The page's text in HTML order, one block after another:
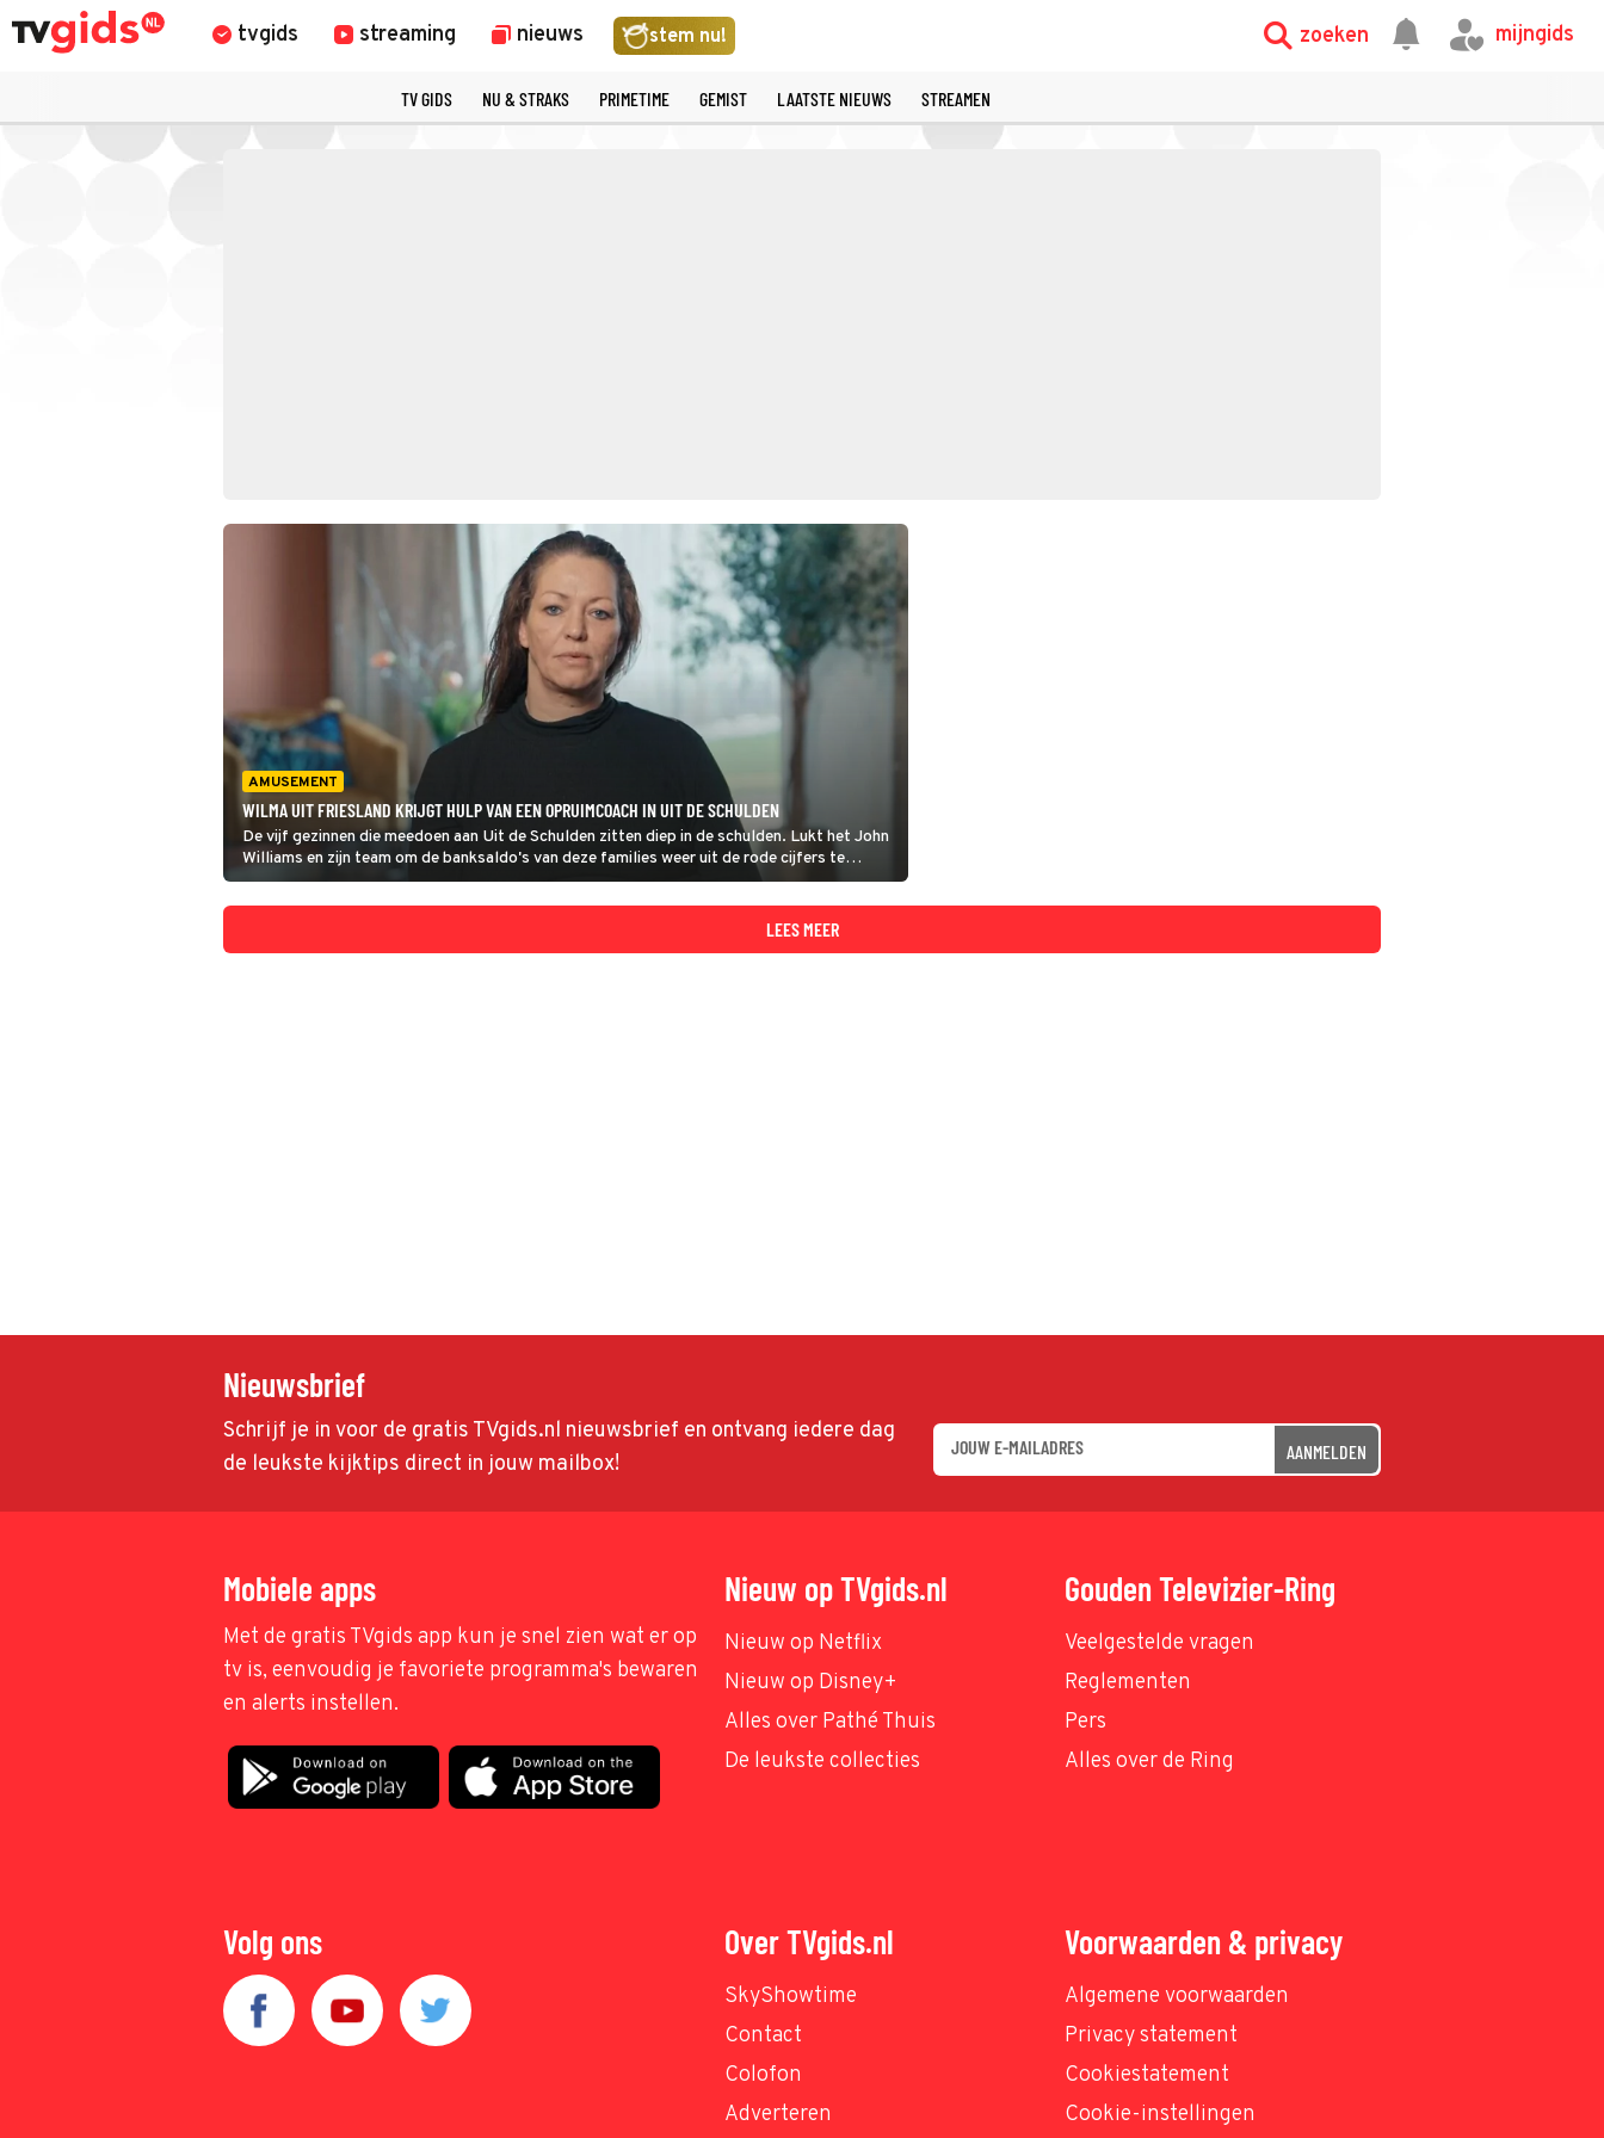
tvgids streaming nieuws stem nu! zoeken mijngids
TV GIDS NU & STRAKS PRIMETIME GEMIST LAATSTE NIEUWS STREAMEN
AMUSEMENT
WILMA UIT FRIESLAND KRIJGT HULP VAN EEN OPRUIMCOACH IN UIT DE SCHULDEN
De vijf gezinnen die meedoen aan Uit de Schulden zitten diep in de schulden. Lukt het John
Williams en zijn team om de banksaldo's van deze families weer uit de rode cijfers te
krijgen? Ze doen er in elk geval hun best voor!
LEES MEER
Nieuwsbrief
Schrijf je in voor de gratis TVgids.nl nieuwsbrief en ontvang iedere dag
de leukste kijktips direct in jouw mailbox!
AANMELDEN
Mobiele apps
Met de gratis TVgids app kun je snel zien wat er op
tv is, eenvoudig je favoriete programma's bewaren
en alerts instellen.
Nieuw op TVgids.nl
Nieuw op Netflix
Nieuw op Disney+
Alles over Pathé Thuis
De leukste collecties
Gouden Televizier-Ring
Veelgestelde vragen
Reglementen
Pers
Alles over de Ring
Volg ons Over TVgids.nl
SkyShowtime
Contact
Colofon
Adverteren
Voorwaarden & privacy
Algemene voorwaarden
Privacy statement
Cookiestatement
Cookie-instellingen